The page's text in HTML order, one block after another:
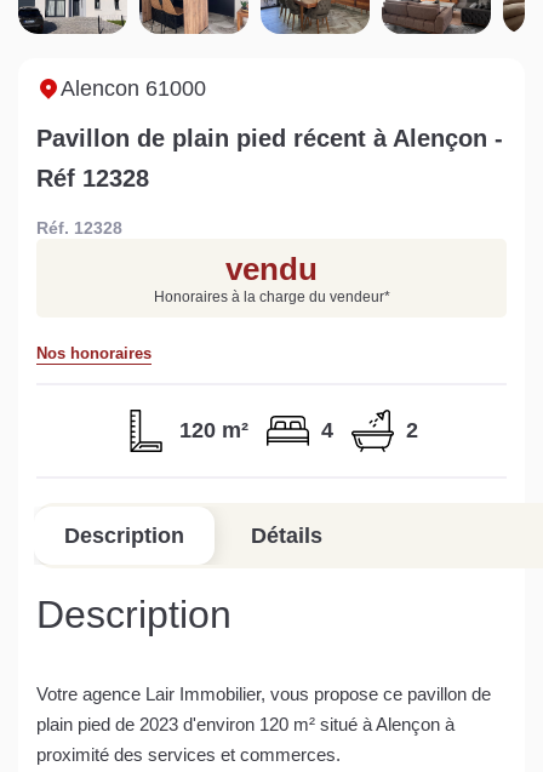
Sarthe pour booster sa
vente
quelles sont les
conséquences ?
Estimez votre bien en ligne.
en quelques clics.
Alencon 61000
Pavillon de plain pied récent à Alençon -
Réf 12328
Réf. 12328
vendu
Honoraires à la charge du vendeur*
Nos honoraires
120 m² 4 2
Description Détails
Description
Votre agence Lair Immobilier, vous propose ce pavillon de
plain pied de 2023 d'environ 120 m² situé à Alençon à
proximité des services et commerces.